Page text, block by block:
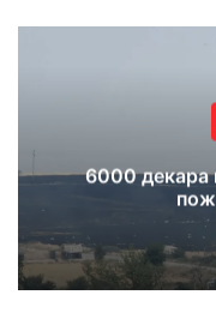
6000 декара